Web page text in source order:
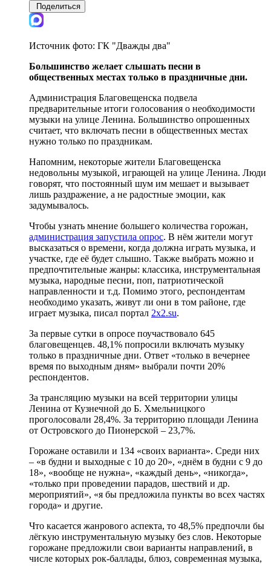
Поделиться
Источник фото: ГК "Дважды два"
Большинство желает слышать песни в
общественных местах только в праздничные дни.
Администрация Благовещенска подвела
предварительные итоги голосования о необходимости
музыки на улице Ленина. Большинство опрошенных
считает, что включать песни в общественных местах
нужно только по праздникам.
Напомним, некоторые жители Благовещенска
недовольны музыкой, играющей на улице Ленина. Люди
говорят, что постоянный шум им мешает и вызывает
лишь раздражение, а не радостные эмоции, как
задумывалось.
Чтобы узнать мнение большего количества горожан,
администрация запустила опрос. В нём жители могут
высказаться о времени, когда должна играть музыка, и
участке, где её будет слышно. Также выбрать можно и
предпочтительные жанры: классика, инструментальная
музыка, народные песни, поп, патриотической
направленности и т.д. Помимо этого, респондентам
необходимо указать, живут ли они в том районе, где
играет музыка, писал портал 2x2.su.
За первые сутки в опросе поучаствовало 645
благовещенцев. 48,1% попросили включать музыку
только в праздничные дни. Ответ «только в вечернее
время по выходным дням» выбрали почти 20%
респондентов.
За трансляцию музыки на всей территории улицы
Ленина от Кузнечной до Б. Хмельницкого
проголосовали 28,4%. За территорию площади Ленина
от Островского до Пионерской – 23,7%.
Горожане оставили и 134 «своих варианта». Среди них
– «в будни и выходные с 10 до 20», «днём в будни с 9 до
18», «вообще не нужна», «каждый день», «никогда»,
«только при проведении парадов, шествий и др.
мероприятий», «я бы предложила пункты во всех частях
города» и другие.
Что касается жанрового аспекта, то 48,5% предпочли бы
лёгкую инструментальную музыку без слов. Некоторые
горожане предложили свои варианты направлений, в
числе которых рок-баллады, блюз, современная музыка,